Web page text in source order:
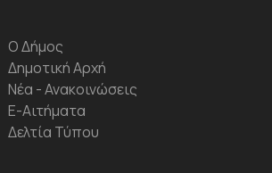
Ο Δήμος
Δημοτική Αρχή
Νέα - Ανακοινώσεις
Ε-Αιτήματα
Δελτία Τύπου